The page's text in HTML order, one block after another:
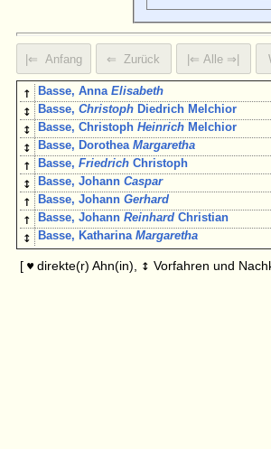
↑ Basse, AnnaElisabeth
↕ Basse,Christoph Diedrich Melchior
↕ Basse, ChristophHeinrich Melchior
↕ Basse, DorotheaMargaretha
↑ Basse,Friedrich Christoph
↕ Basse, JohannCaspar
↑ Basse, JohannGerhard
↑ Basse, JohannReinhard Christian
↕ Basse, KatharinaMargaretha
[ ♥ direkte(r) Ahn(in), ↕ Vorfahren und